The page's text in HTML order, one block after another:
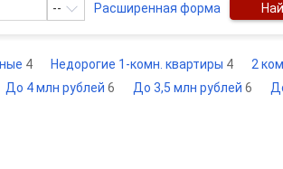
-- Расширенная форма
4 Недорогие 1-комн. квартиры 4 2
До 4 млн рублей 6 До 3,5 млн рублей 6